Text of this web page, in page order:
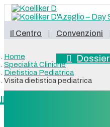
Il Centro Convenzioni
Dossier
Sanitario
Home
Specialità Cliniche
Dietistica Pediatrica
Visita dietistica pediatrica